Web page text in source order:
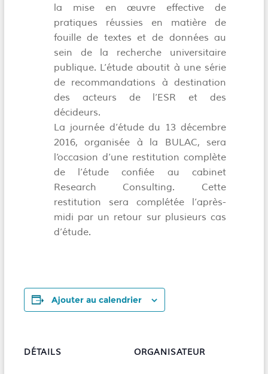
la mise en œuvre effective de
pratiques réussies en matière de
fouille de textes et de données au
sein de la recherche universitaire
publique. L’étude aboutit à une série
de recommandations à destination
des acteurs de l’ESR et des
décideurs.
La journée d’étude du 13 décembre
2016, organisée à la BULAC, sera
l’occasion d’une restitution complète
de l’étude confiée au cabinet
Research Consulting. Cette
restitution sera complétée l’après-
midi par un retour sur plusieurs cas
d’étude.
Ajouter au calendrier
DÉTAILS ORGANISATEUR